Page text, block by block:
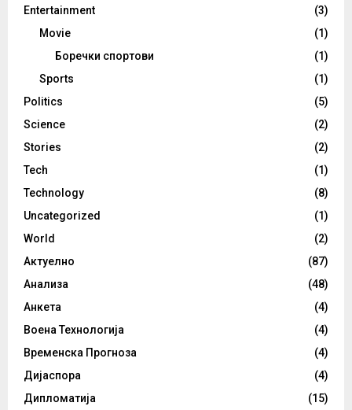
Entertainment
(3)
Movie
(1)
Боречки спортови
(1)
Sports
(1)
Politics
(5)
Science
(2)
Stories
(2)
Tech
(1)
Technology
(8)
Uncategorized
(1)
World
(2)
Актуелно
(87)
Анализа
(48)
Анкета
(4)
Воена Технологија
(4)
Временска Прогноза
(4)
Дијаспора
(4)
Дипломатија
(15)